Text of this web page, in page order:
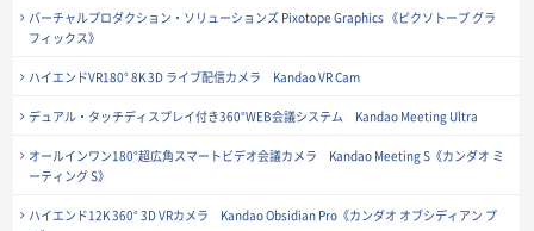
バーチャルプロダクション・ソリューションズ Pixotope Graphics 《ピクソトープ グラ
フィックス》
ハイエンドVR180° 8K 3D ライブ配信カメラ Kandao VR Cam
デュアル・タッチディスプレイ付き360°WEB会議システム Kandao Meeting Ultra
オールインワン180°超広角スマートビデオ会議カメラ Kandao Meeting S《カンダオ ミ
ーティング S》
ハイエンド12K 360° 3D VRカメラ Kandao Obsidian Pro《カンダオ オブシディアン プ